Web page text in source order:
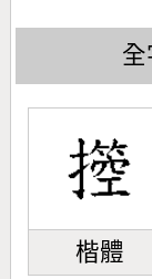
全
楷體